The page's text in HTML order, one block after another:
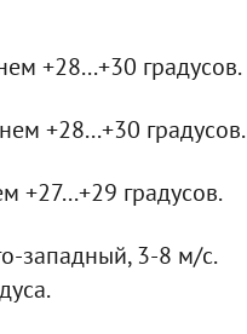
+28...+30 градусов.
+28...+30 градусов.
+27...+29 градусов.
западный, 3-8 м/с.